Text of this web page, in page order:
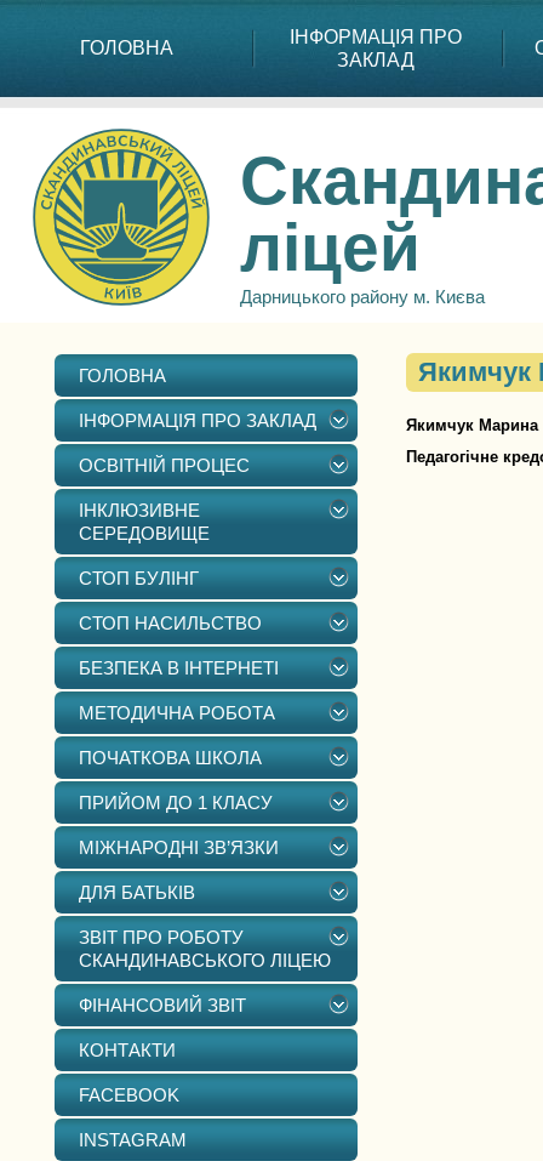
ГОЛОВНА
ІНФОРМАЦІЯ ПРО
ЗАКЛАД
ліцей
Дарницького району м. Києва
ГОЛОВНА
ІНФОРМАЦІЯ ПРО ЗАКЛАД
ОСВІТНІЙ ПРОЦЕС
ІНКЛЮЗИВНЕ
СЕРЕДОВИЩЕ
СТОП БУЛІНГ
СТОП НАСИЛЬСТВО
БЕЗПЕКА В ІНТЕРНЕТІ
МЕТОДИЧНА РОБОТА
ПОЧАТКОВА ШКОЛА
ПРИЙОМ ДО 1 КЛАСУ
МІЖНАРОДНІ ЗВ’ЯЗКИ
ДЛЯ БАТЬКІВ
ЗВІТ ПРО РОБОТУ
СКАНДИНАВСЬКОГО ЛІЦЕЮ
ФІНАНСОВИЙ ЗВІТ
КОНТАКТИ
FACEBOOK
INSTAGRAM
Якимчук
Якимчук Марина
Педагогічне